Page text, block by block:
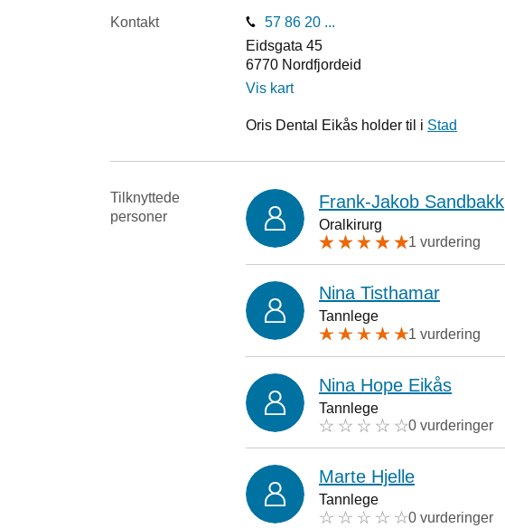
Kontakt
57 86 20 ...
Eidsgata 45
6770 Nordfjordeid
Vis kart
Oris Dental Eikås holder til i Stad
Tilknyttede
personer
Frank-Jakob Sandbakk
Oralkirurg
1 vurdering
Nina Tisthamar
Tannlege
1 vurdering
Nina Hope Eikås
Tannlege
0 vurderinger
Marte Hjelle
Tannlege
0 vurderinger